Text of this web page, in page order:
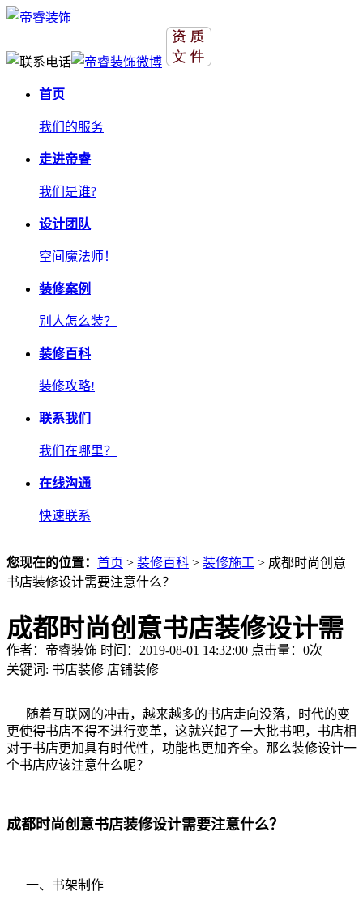
首页
我们的服务
走进帝睿
我们是谁?
设计团队
空间魔法师！
装修案例
别人怎么装？
装修百科
装修攻略!
联系我们
我们在哪里？
在线沟通
快速联系
您现在的位置： 首页 > 装修百科 > 装修施工 > 成都时尚创意
书店装修设计需要注意什么？
成都时尚创意书店装修设计需
要注意什么？
作者：帝睿装饰 时间：2019-08-01 14:32:00 点击量： 0次
关键词: 书店装修 店铺装修
随着互联网的冲击，越来越多的书店走向没落，时代的变
更使得书店不得不进行变革，这就兴起了一大批书吧，书店相
对于书店更加具有时代性，功能也更加齐全。那么装修设计一
个书店应该注意什么呢？
成都时尚创意书店装修设计需要注意什么？
一、 书架制作